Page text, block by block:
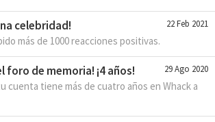
22 Feb 2021
celebridad!
más de 1000 reacciones positivas.
29 Ago 2020
foro de memoria! ¡4 años!
cuenta tiene más de cuatro años en Whack a